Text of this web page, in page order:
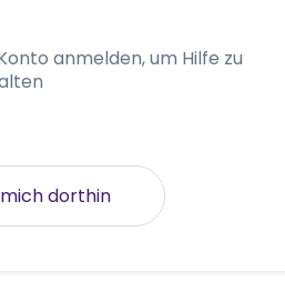
anmelden, um Hilfe zu
dorthin